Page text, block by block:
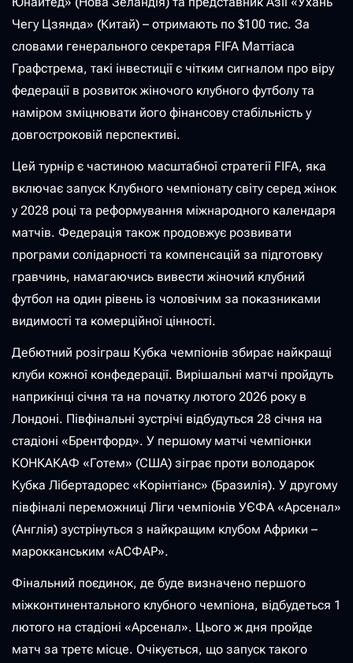
Чегу Цзянда» (Китай) – отримають по $100 тис. За
словами генерального секретаря FIFA Маттіаса
Графстрема, такі інвестиції є чітким сигналом про віру
федерації в розвиток жіночого клубного футболу та
наміром зміцнювати його фінансову стабільність у
довгостроковій перспективі.
Цей турнір є частиною масштабної стратегії FIFA, яка
включає запуск Клубного чемпіонату світу серед жінок
у 2028 році та реформування міжнародного календаря
матчів. Федерація також продовжує розвивати
програми солідарності та компенсацій за підготовку
гравчинь, намагаючись вивести жіночий клубний
футбол на один рівень із чоловічим за показниками
видимості та комерційної цінності.
Дебютний розіграш Кубка чемпіонів збирає найкращі
клуби кожної конфедерації. Вирішальні матчі пройдуть
наприкінці січня та на початку лютого 2026 року в
Лондоні. Півфінальні зустрічі відбудуться 28 січня на
стадіоні «Брентфорд». У першому матчі чемпіонки
КОНКАКАФ «Готем» (США) зіграє проти володарок
Кубка Лібертадорес «Корінтіанс» (Бразилія). У другому
півфіналі переможниці Ліги чемпіонів УЄФА «Арсенал»
(Англія) зустрінуться з найкращим клубом Африки –
марокканським «АСФАР».
Фінальний поєдинок, де буде визначено першого
міжконтинентального клубного чемпіона, відбудеться 1
лютого на стадіоні «Арсенал». Цього ж дня пройде
матч за третє місце. Очікується, що запуск такого